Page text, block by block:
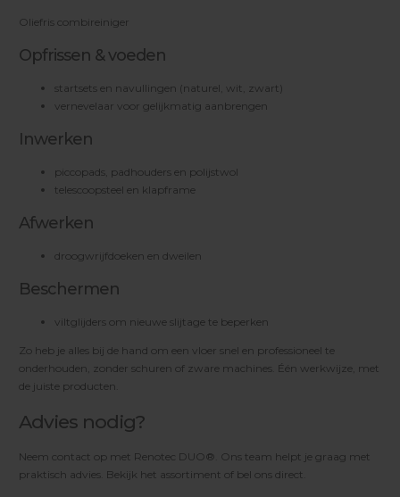
Oliefris combireiniger
Opfrissen & voeden
startsets en navullingen (naturel, wit, zwart)
vernevelaar voor gelijkmatig aanbrengen
Inwerken
piccopads, padhouders en polijstwol
telescoopsteel en klapframe
Afwerken
droogwrijfdoeken en dweilen
Beschermen
viltglijders om nieuwe slijtage te beperken
Zo heb je alles bij de hand om een vloer snel en professioneel te
onderhouden, zonder schuren of zware machines. Één werkwijze, met
de juiste producten.
Advies nodig?
Neem contact op met Renotec DUO®. Ons team helpt je graag met
praktisch advies. Bekijk het assortiment of bel ons direct.